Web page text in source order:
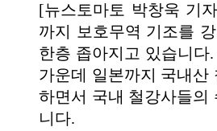
[뉴스토마토 박창욱 기
까지 보호무역 기조를
한층 좁아지고 있습니다
가운데 일본까지 국내산
하면서 국내 철강사들의
니다.